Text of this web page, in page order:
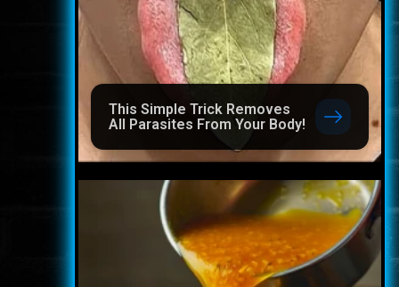
This Simple Trick Removes
All Parasites From Your Body!